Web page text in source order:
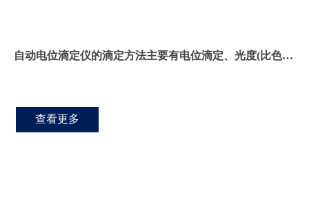
自动电位滴定仪的滴定方法主要有电位滴定、光度(比色)
查看更多